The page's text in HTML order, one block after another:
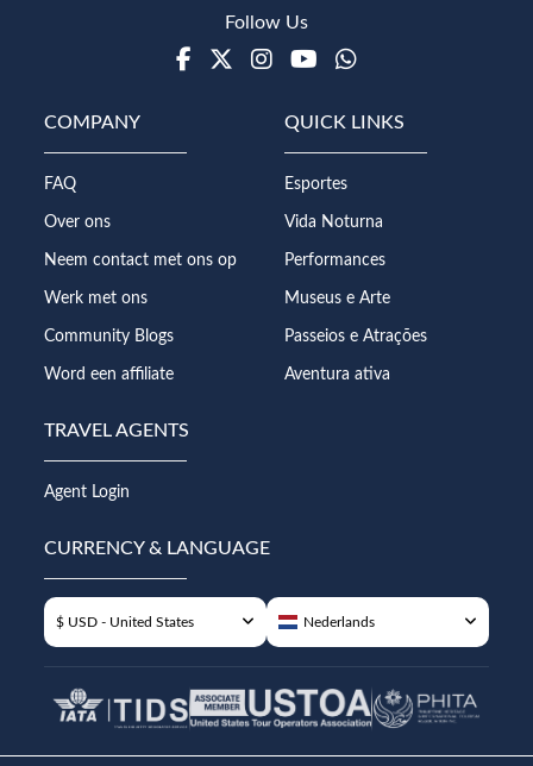
Follow Us
Facebook
TwitterInstagramYoutube
WhatsApp
COMPANY
FAQ
Over ons
Neem contact met ons op
Werk met ons
Community Blogs
Word een affiliate
QUICK LINKS
Esportes
Vida Noturna
Performances
Museus e Arte
Passeios e Atrações
Aventura ativa
TRAVEL AGENTS
Agent Login
CURRENCY & LANGUAGE
$ USD - United States Nederlands